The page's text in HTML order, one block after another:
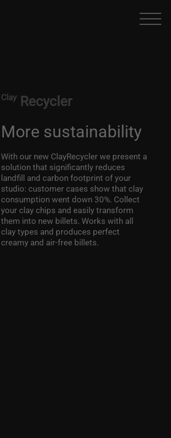
Clay Recycler
More sustainability
With our new ClayRecycler we present a
solution that significantly reduces
landfill and carbon footprint of your
studio: customer cases show that clay
consumption went down 30%. Collect
your clay chips and easily transform
them into new billets. Works with all
clay types and produces perfect
creamy and air-free billets.